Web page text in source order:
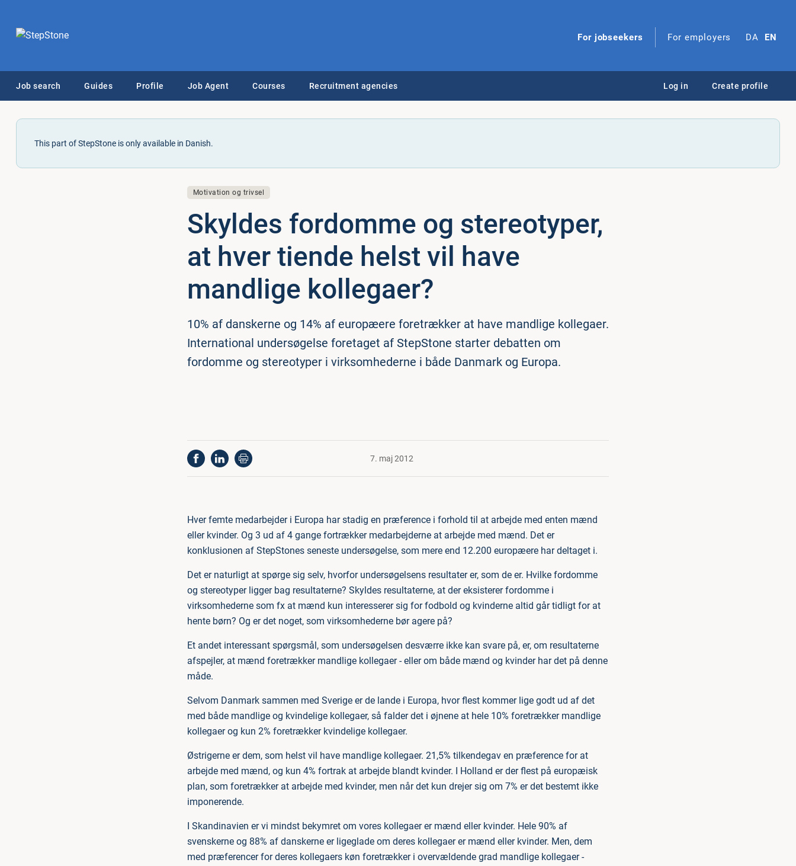
For jobseekers For employers DA EN
Job search Guides Profile Job Agent Courses Recruitment agencies Log in Create profile
This part of StepStone is only available in Danish.
Motivation og trivsel
Skyldes fordomme og ste­reo­ty­per,
at hver tiende helst vil have
mandlige kollegaer?
10% af danskerne og 14% af europæere foretrækker at have mandlige kollegaer.
International undersøgelse foretaget af StepStone starter debatten om
fordomme og stereotyper i virksomhederne i både Danmark og Europa.
7. maj 2012
Hver femte medarbejder i Europa har stadig en præference i forhold til at arbejde med enten mænd
eller kvinder. Og 3 ud af 4 gange fortrækker medarbejderne at arbejde med mænd. Det er
konklusionen af StepStones seneste undersøgelse, som mere end 12.200 europæere har deltaget i.
Det er naturligt at spørge sig selv, hvorfor undersøgelsens resultater er, som de er. Hvilke fordomme
og stereotyper ligger bag resultaterne? Skyldes resultaterne, at der eksisterer fordomme i
virksomhederne som fx at mænd kun interesserer sig for fodbold og kvinderne altid går tidligt for at
hente børn? Og er det noget, som virksomhederne bør agere på?
Et andet interessant spørgsmål, som undersøgelsen desværre ikke kan svare på, er, om resultaterne
afspejler, at mænd foretrækker mandlige kollegaer - eller om både mænd og kvinder har det på denne
måde.
Selvom Danmark sammen med Sverige er de lande i Europa, hvor flest kommer lige godt ud af det
med både mandlige og kvindelige kollegaer, så falder det i øjnene at hele 10% foretrækker mandlige
kollegaer og kun 2% foretrækker kvindelige kollegaer.
Østrigerne er dem, som helst vil have mandlige kollegaer. 21,5% tilkendegav en præference for at
arbejde med mænd, og kun 4% fortrak at arbejde blandt kvinder. I Holland er der flest på europæisk
plan, som foretrækker at arbejde med kvinder, men når det kun drejer sig om 7% er det bestemt ikke
imponerende.
I Skandinavien er vi mindst bekymret om vores kollegaer er mænd eller kvinder. Hele 90% af
svenskerne og 88% af danskerne er ligeglade om deres kollegaer er mænd eller kvinder. Men, dem
med præferencer for deres kollegaers køn foretrækker i overvældende grad mandlige kollegaer -